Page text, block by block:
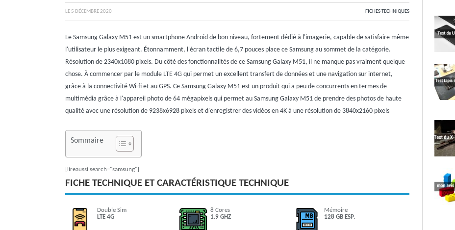
LE 5 DÉCEMBRE 2020 FICHES TECHNIQUES
Le Samsung Galaxy M51 est un smartphone Android de bon niveau, fortement dédié à l'imagerie, capable de satisfaire même
l'utilisateur le plus exigeant. Étonnamment, l'écran tactile de 6,7 pouces place ce Samsung au sommet de la catégorie.
Résolution de 2340x1080 pixels. Du côté des fonctionnalités de ce Samsung Galaxy M51, il ne manque pas vraiment quelque
chose. À commencer par le module LTE 4G qui permet un excellent transfert de données et une navigation sur internet,
grâce à la connectivité Wi-fi et au GPS. Ce Samsung Galaxy M51 est un produit qui a peu de concurrents en termes de
multimédia grâce à l'appareil photo de 64 mégapixels qui permet au Samsung Galaxy M51 de prendre des photos de haute
qualité avec une résolution de 9238x6928 pixels et d'enregistrer des vidéos en 4K à une résolution de 3840x2160 pixels
Sommaire
[lireaussi search="samsung"]
FICHE TECHNIQUE ET CARACTÉRISTIQUE TECHNIQUE
Double Sim
LTE 4G
8 Cores
1.9 GHZ
Mémoire
128 GB ESP.